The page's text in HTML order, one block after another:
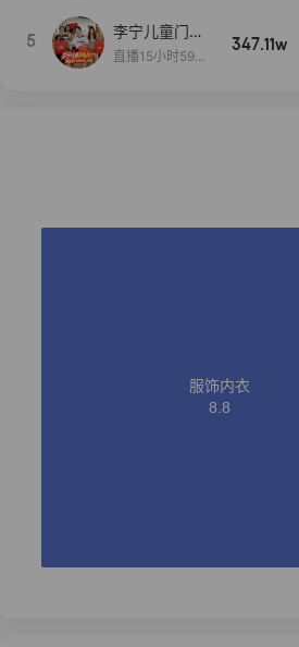
5
李宁儿童门店
爆款赤兔8pr
直播15小时59
347.11w